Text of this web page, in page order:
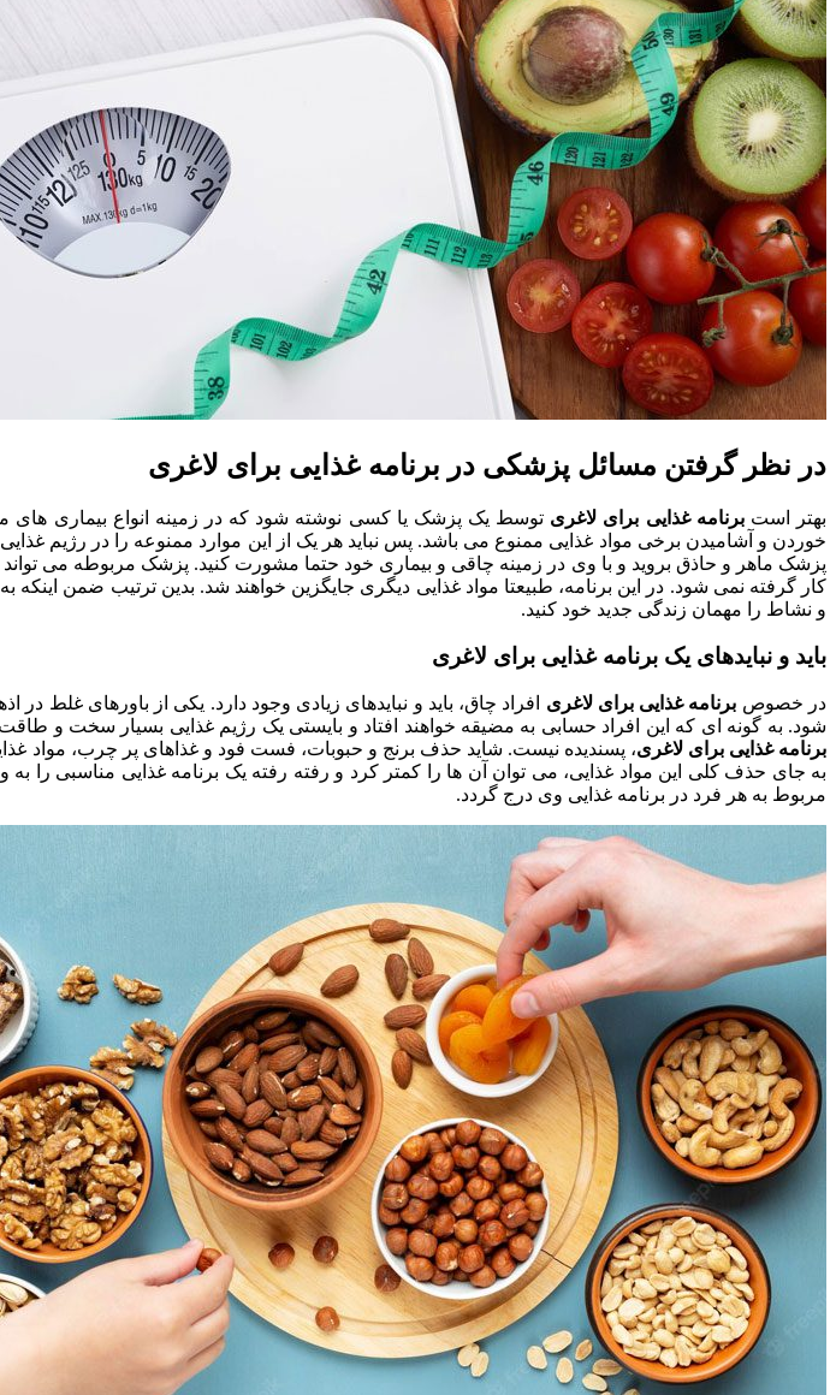
در نظر گرفتن مسائل پزشکی در برنامه غذایی برای لاغری
بهتر استبرنامه غذایی برای لاغری توسط یک پزشک یا کسی نوشته شود که در زمینه انواع بیماری های
خوردن و آشامیدن برخی مواد غذایی ممنوع می باشد. پس نباید هر یک از این موارد ممنوعه را در رژیم
پزشک ماهر و حاذق بروید و با وی در زمینه چاقی و بیماری خود حتما مشورت کنید. پزشک مربوطه می
کار گرفته نمی شود. در این برنامه، طبیعتا مواد غذایی دیگری جایگزین خواهند شد. بدین ترتیب ضمن اینکه
و نشاط را مهمان زندگی جدید خود کنید.
باید و نبایدهای یک برنامه غذایی برای لاغری
در خصوص برنامه غذایی برای لاغری افراد چاق، باید و نبایدهای زیادی وجود دارد. یکی از باورهای غلط
شود. به گونه ای که این افراد حسابی به مضیقه خواهند افتاد و بایستی یک رژیم غذایی بسیار سخت و
برنامه غذایی برای لاغری، پسندیده نیست. شاید حذف برنج و حبوبات، فست فود و غذاهای پر چرب، مواد
به جای حذف کلی این مواد غذایی، می توان آن ها را کمتر کرد و رفته رفته یک برنامه غذایی مناسبی را به
مربوط به هر فرد در برنامه غذایی وی درج گردد.